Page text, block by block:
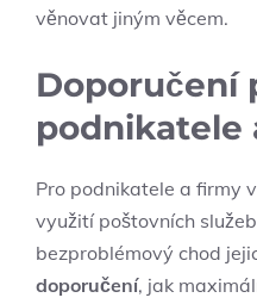
věnovat jiným věcem.
Doporučení
podnikatele
Pro podnikatele a firmy
využití poštovních
bezproblémový chod
doporučení, jak